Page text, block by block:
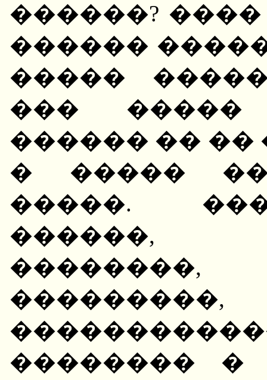
������?
������
�����
��� �����
������ �� ��
� �����
�����.
������,
��������,
���������,
�������� �